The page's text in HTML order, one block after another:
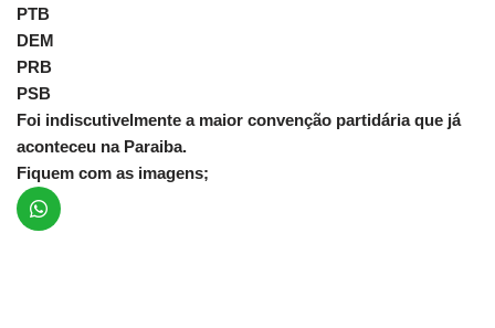
PTB
DEM
PRB
PSB
Foi indiscutivelmente a maior convenção partidária que já
aconteceu na Paraiba.
Fiquem com as imagens;